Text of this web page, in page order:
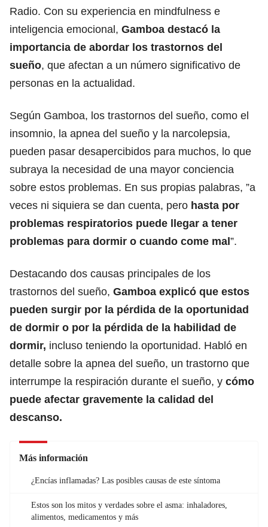
Radio. Con su experiencia en mindfulness e
inteligencia emocional, Gamboa destacó la
importancia de abordar los trastornos del
sueño, que afectan a un número significativo de
personas en la actualidad.
Según Gamboa, los trastornos del sueño, como el
insomnio, la apnea del sueño y la narcolepsia,
pueden pasar desapercibidos para muchos, lo que
subraya la necesidad de una mayor conciencia
sobre estos problemas. En sus propias palabras, ”a
veces ni siquiera se dan cuenta, pero hasta por
problemas respiratorios puede llegar a tener
problemas para dormir o cuando come mal”.
Destacando dos causas principales de los
trastornos del sueño, Gamboa explicó que estos
pueden surgir por la pérdida de la oportunidad
de dormir o por la pérdida de la habilidad de
dormir, incluso teniendo la oportunidad. Habló en
detalle sobre la apnea del sueño, un trastorno que
interrumpe la respiración durante el sueño, y cómo
puede afectar gravemente la calidad del
descanso.
Más información
¿Encías inflamadas? Las posibles causas de este síntoma
Estos son los mitos y verdades sobre el asma: inhaladores,
alimentos, medicamentos y más